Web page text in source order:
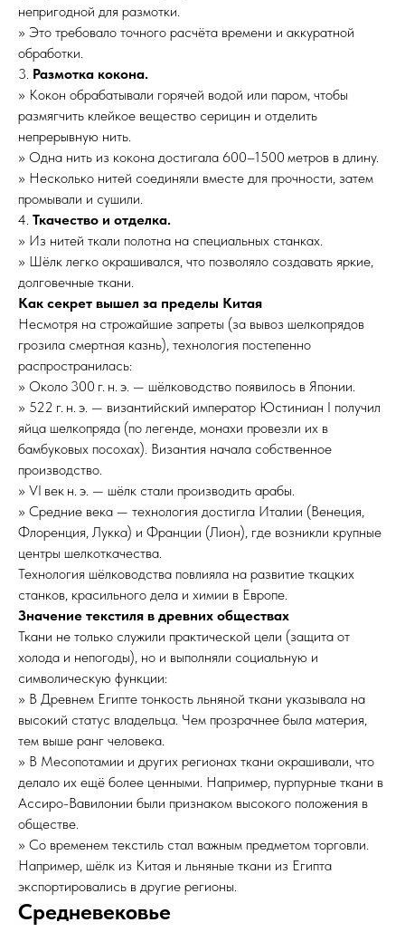
непригодной для размотки.
» Это требовало точного расчёта времени и аккуратной
обработки.
3. Размотка кокона.
» Кокон обрабатывали горячей водой или паром, чтобы
размягчить клейкое вещество серицин и отделить
непрерывную нить.
» Одна нить из кокона достигала 600–1500 метров в длину.
» Несколько нитей соединяли вместе для прочности, затем
промывали и сушили.
4. Ткачество и отделка.
» Из нитей ткали полотна на специальных станках.
» Шёлк легко окрашивался, что позволяло создавать яркие,
долговечные ткани.
Как секрет вышел за пределы Китая
Несмотря на строжайшие запреты (за вывоз шелкопрядов
грозила смертная казнь), технология постепенно
распространилась:
» Около 300 г. н. э. — шёлководство появилось в Японии.
» 522 г. н. э. — византийский император Юстиниан I получил
яйца шелкопряда (по легенде, монахи провезли их в
бамбуковых посохах). Византия начала собственное
производство.
» VI век н. э. — шёлк стали производить арабы.
» Средние века — технология достигла Италии (Венеция,
Флоренция, Лукка) и Франции (Лион), где возникли крупные
центры шелкоткачества.
Технология шёлководства повлияла на развитие ткацких
станков, красильного дела и химии в Европе.
Значение текстиля в древних обществах
Ткани не только служили практической цели (защита от
холода и непогоды), но и выполняли социальную и
символическую функции:
» В Древнем Египте тонкость льняной ткани указывала на
высокий статус владельца. Чем прозрачнее была материя,
тем выше ранг человека.
» В Месопотамии и других регионах ткани окрашивали, что
делало их ещё более ценными. Например, пурпурные ткани в
Ассиро-Вавилонии были признаком высокого положения в
обществе.
» Со временем текстиль стал важным предметом торговли.
Например, шёлк из Китая и льняные ткани из Египта
экспортировались в другие регионы.
Средневековье